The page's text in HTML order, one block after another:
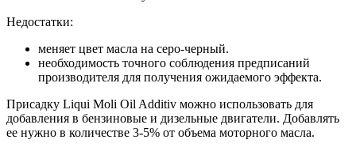
Недостатки:
меняет цвет масла на серо-черный.
необходимость точного соблюдения предписаний
производителя для получения ожидаемого эффекта.
Присадку Liqui Moli Oil Additiv можно использовать для
добавления в бензиновые и дизельные двигатели. Добавлять
ее нужно в количестве 3-5% от объема моторного масла.